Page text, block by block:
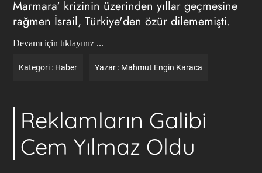
Marmara' krizinin üzerinden yıllar geçmesine
rağmen İsrail, Türkiye'den özür dilememişti.
Devamı için tıklayınız ...
Kategori : Haber Yazar : Mahmut Engin Karaca
Reklamların Galibi
Cem Yılmaz Oldu